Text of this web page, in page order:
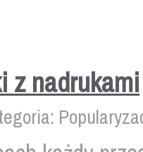
z nadrukami